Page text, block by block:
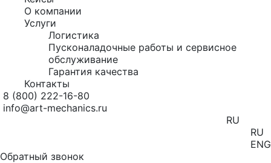
О компании
Услуги
Логистика
Пусконаладочные работы и сервисное
обслуживание
Гарантия качества
Контакты
8 (800) 222-16-80
info@art-mechanics.ru
RU
RU
ENG
Обратный звонок